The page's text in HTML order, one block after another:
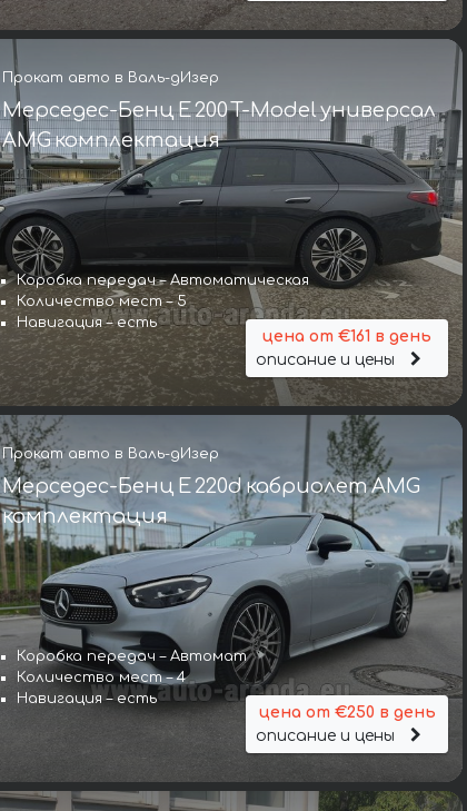
Прокат авто в Валь-дИзер
Мерседес-Бенц E 200 T-Model универсал
AMG комплектация
Коробка передач – Автоматическая
Количество мест – 5
Навигация – есть
цена от €161 в день
описание и цены
Прокат авто в Валь-дИзер
Мерседес-Бенц E 220d кабриолет AMG
комплектация
Коробка передач – Автомат
Количество мест – 4
Навигация – есть
цена от €250 в день
описание и цены